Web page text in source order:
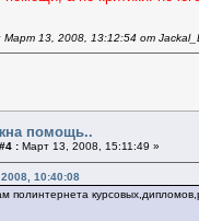
Март 13, 2008, 13:12:54 от
помощь..
: Март 13, 2008, 15:11:49 »
10:40:08
полинтернета